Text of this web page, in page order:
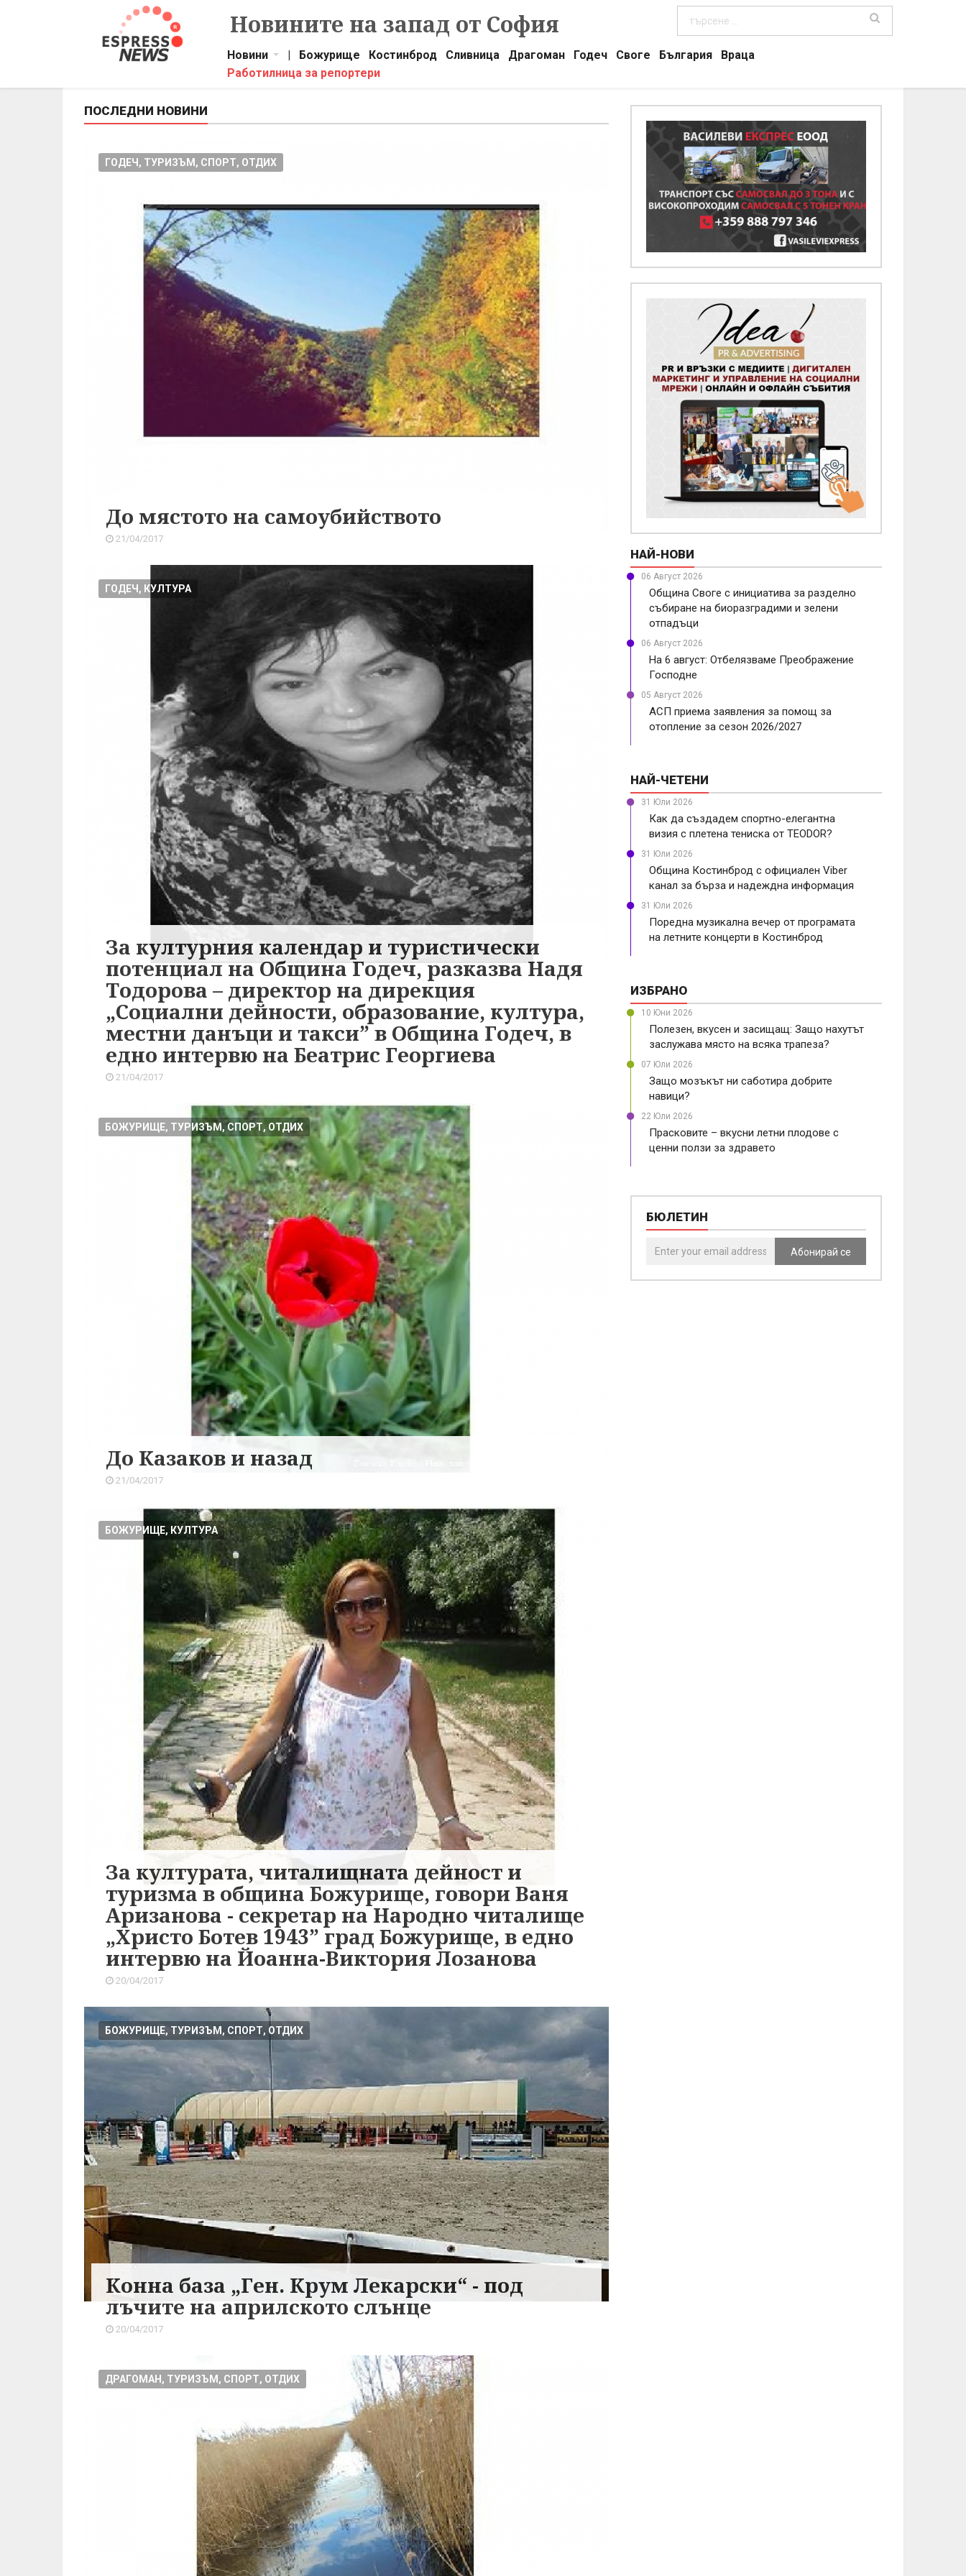
Новините на запад от София
Новини | Божурище Костинброд Сливница Драгоман Годеч Своге България
Враца
Работилница за репортери
ПОСЛЕДНИ НОВИНИ
ГОДЕЧ, ТУРИЗЪМ, СПОРТ, ОТДИХ
До мястото на самоубийството
21/04/2017
ГОДЕЧ, КУЛТУРА
За културния календар и туристически
потенциал на Община Годеч, разказва Надя
Тодорова – директор на дирекция
„Социални дейности, образование, култура,
местни данъци и такси” в Община Годеч, в
едно интервю на Беатрис Георгиева
21/04/2017
БОЖУРИЩЕ, ТУРИЗЪМ, СПОРТ, ОТДИХ
До Казаков и назад
21/04/2017
БОЖУРИЩЕ, КУЛТУРА
За културата, читалищната дейност и
туризма в община Божурище, говори Ваня
Аризанова - секретар на Народно читалище
„Христо Ботев 1943” град Божурище, в едно
интервю на Йоанна-Виктория Лозанова
20/04/2017
БОЖУРИЩЕ, ТУРИЗЪМ, СПОРТ, ОТДИХ
Конна база „Ген. Крум Лекарски“ - под
лъчите на априлското слънце
20/04/2017
ДРАГОМАН, ТУРИЗЪМ, СПОРТ, ОТДИХ
НАЙ-НОВИ
06 Август 2026
Община Своге с инициатива за разделно
събиране на биоразградими и зелени
отпадъци
06 Август 2026
На 6 август: Отбелязваме Преображение
Господне
05 Август 2026
АСП приема заявления за помощ за
отопление за сезон 2026/2027
НАЙ-ЧЕТЕНИ
31 Юли 2026
Как да създадем спортно-елегантна
визия с плетена тениска от TEODOR?
31 Юли 2026
Община Костинброд с официален Viber
канал за бърза и надеждна информация
31 Юли 2026
Поредна музикална вечер от програмата
на летните концерти в Костинброд
ИЗБРАНО
10 Юни 2026
Полезен, вкусен и засищащ: Защо нахутът
заслужава място на всяка трапеза?
07 Юли 2026
Защо мозъкът ни саботира добрите
навици?
22 Юли 2026
Прасковите – вкусни летни плодове с
ценни ползи за здравето
БЮЛЕТИН
Абонирай се